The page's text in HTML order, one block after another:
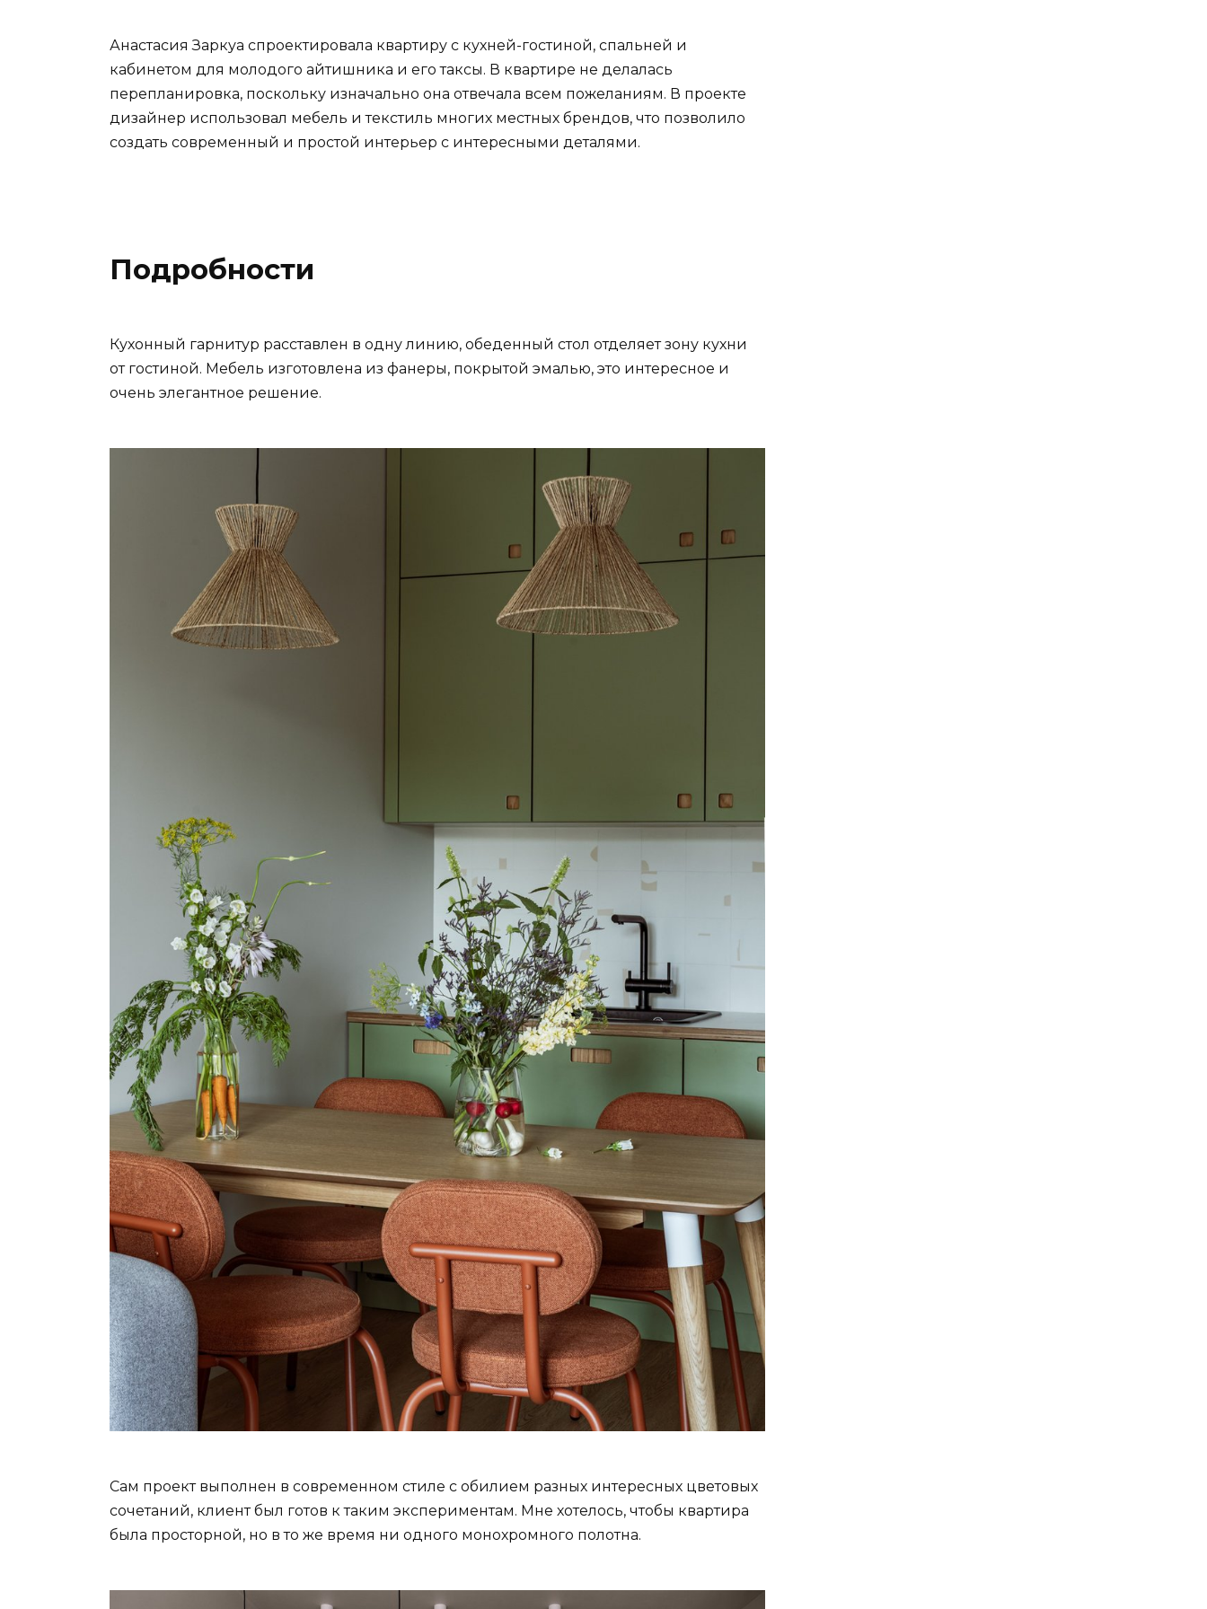
Анастасия Заркуа спроектировала квартиру с кухней-гостиной, спальней и
кабинетом для молодого айтишника и его таксы. В квартире не делалась
перепланировка, поскольку изначально она отвечала всем пожеланиям. В проекте
дизайнер использовал мебель и текстиль многих местных брендов, что позволило
создать современный и простой интерьер с интересными деталями.
Подробности
Кухонный гарнитур расставлен в одну линию, обеденный стол отделяет зону кухни
от гостиной. Мебель изготовлена ​​из фанеры, покрытой эмалью, это интересное и
очень элегантное решение.
Сам проект выполнен в современном стиле с обилием разных интересных цветовых
сочетаний, клиент был готов к таким экспериментам. Мне хотелось, чтобы квартира
была просторной, но в то же время ни одного монохромного полотна.